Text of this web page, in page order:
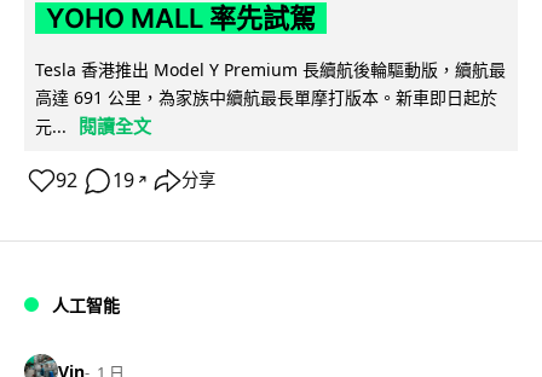
YOHO MALL 率先試駕
Tesla 香港推出 Model Y Premium 長續航後輪驅動版，續航最
高達 691 公里，為家族中續航最長單摩打版本。新車即日起於
元...
閱讀全文
92 19 ↗ 分享
人工智能
Vin 1 日